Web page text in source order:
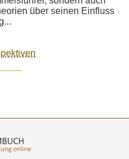
über seinen Einfluss